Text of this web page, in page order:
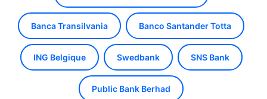
Banca Transilvania Banco Santander Totta
ING Belgique Swedbank SNS Bank
Public Bank Berhad